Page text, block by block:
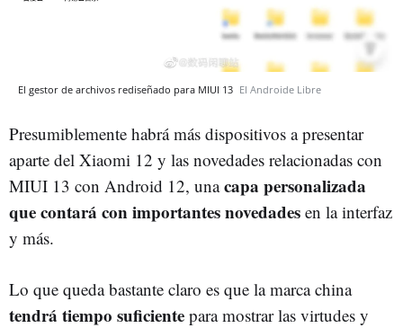
El gestor de archivos rediseñado para MIUI 13 El Androide Libre
Presumiblemente habrá más dispositivos a presentar
aparte del Xiaomi 12 y las novedades relacionadas con
MIUI 13 con Android 12, unacapa personalizada
que contará con importantes novedades en la interfaz
y más.
Lo que queda bastante claro es que la marca china
tendrá tiempo suficiente para mostrar las virtudes y